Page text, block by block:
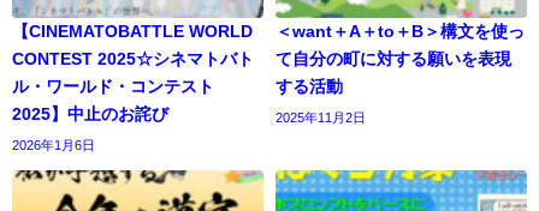
【CINEMATOBATTLE WORLD
CONTEST 2025☆シネマトバト
ル・ワールド・コンテスト
2025】中止のお詫び
2026年1月6日
＜want＋A＋to＋B＞構文を使っ
て自分の町に対する願いを表現
する活動
2025年11月2日